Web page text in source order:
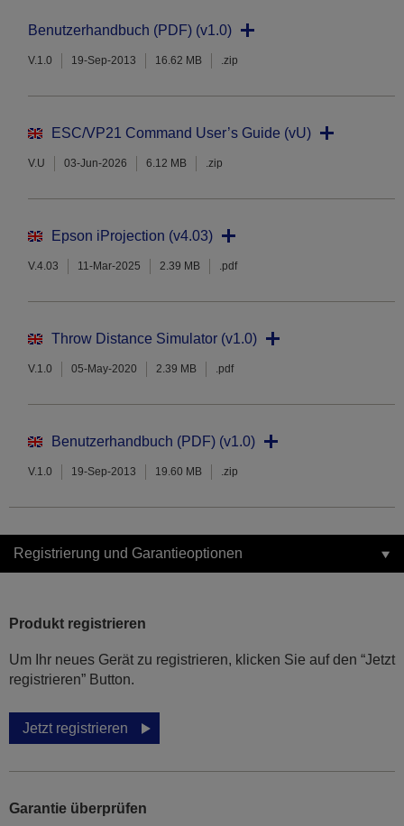
Benutzerhandbuch (PDF) (v1.0)
V.1.0 19-Sep-2013 16.62 MB .zip
ESC/VP21 Command User’s Guide (vU)
V.U 03-Jun-2026 6.12 MB .zip
Epson iProjection (v4.03)
V.4.03 11-Mar-2025 2.39 MB .pdf
Throw Distance Simulator (v1.0)
V.1.0 05-May-2020 2.39 MB .pdf
Benutzerhandbuch (PDF) (v1.0)
V.1.0 19-Sep-2013 19.60 MB .zip
Registrierung und Garantieoptionen
Produkt registrieren
Um Ihr neues Gerät zu registrieren, klicken Sie auf den “Jetzt
registrieren” Button.
Jetzt registrieren
Garantie überprüfen